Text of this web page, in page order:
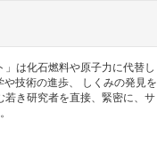
」は化石燃料や原子力に代替し
技術の進歩、 しくみの発見を
若き研究者を直接、緊密に、サ